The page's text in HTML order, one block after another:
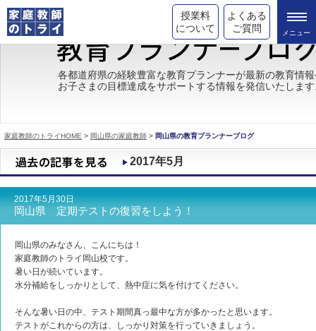
授業料
について
よくある
ご質問
トライの教育理念
成績が上がる理由
都道府県別情報
合格体験談
キャンペーン情報
各都道府県の経験豊富な教育プランナーが最新の教育情
お子さまの目標達成をサポートする情報を発信いたしま
家庭教師のトライHOME > 岡山県の家庭教師 > 岡山県の教育プランナーブログ
2017年5月
2017年5月30日
岡山県 定期テストの復習をしよう！
岡山県のみなさん、こんにちは！
家庭教師のトライ岡山校です。
暑い日が続いています。
水分補給をしっかりとして、熱中症に気を付けてください。
そんな暑い日の中、テスト期間真っ最中な方が多かったと思います。
テストがこれからの方は、しっかり対策を行っていきましょう。